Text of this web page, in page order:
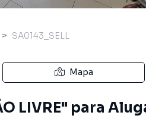
SA0143_SELL
Mapa
LIVRE" para